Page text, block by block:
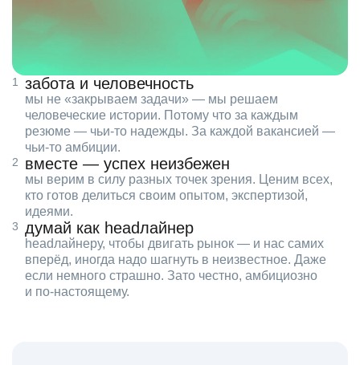
забота и человечность
мы не «закрываем задачи» — мы решаем
человеческие истории. Потому что за каждым
резюме — чьи‑то надежды. За каждой вакансией —
чьи‑то амбиции.
вместе — успех неизбежен
мы верим в силу разных точек зрения. Ценим всех,
кто готов делиться своим опытом, экспертизой,
идеями.
думай как headлайнер
headлайнеру, чтобы двигать рынок — и нас самих
вперёд, иногда надо шагнуть в неизвестное. Даже
если немного страшно. Зато честно, амбициозно
и по‑настоящему.